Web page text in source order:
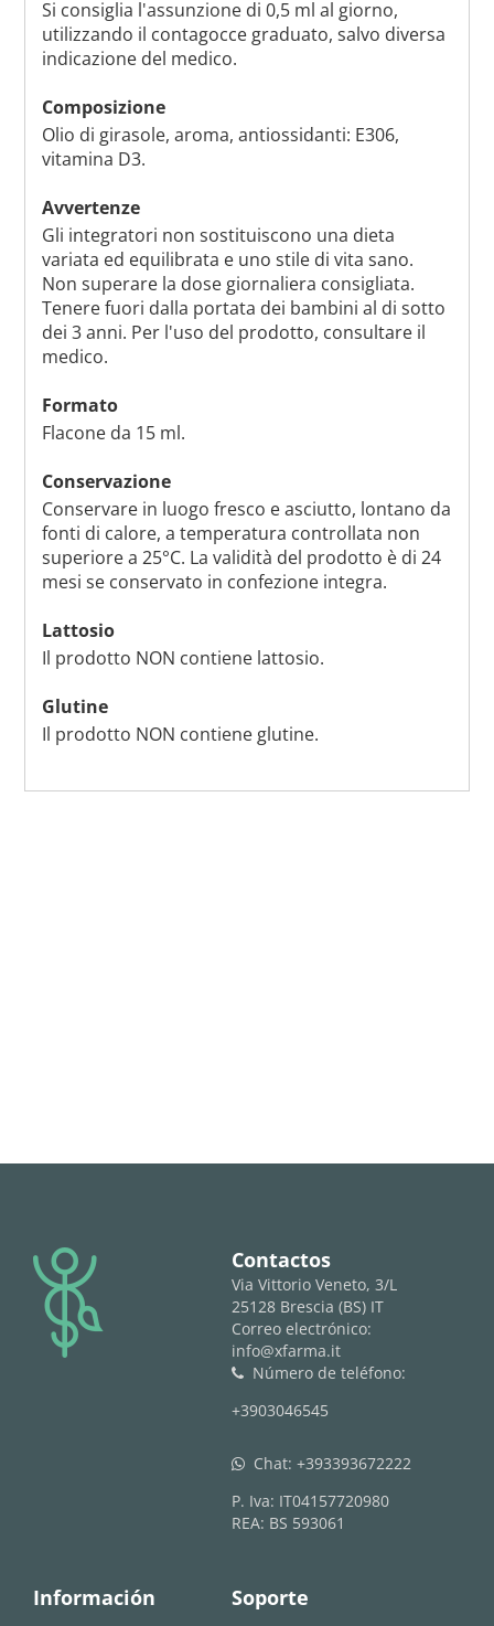
Si consiglia l'assunzione di 0,5 ml al giorno,
utilizzando il contagocce graduato, salvo diversa
indicazione del medico.
Composizione
Olio di girasole, aroma, antiossidanti: E306,
vitamina D3.
Avvertenze
Gli integratori non sostituiscono una dieta
variata ed equilibrata e uno stile di vita sano.
Non superare la dose giornaliera consigliata.
Tenere fuori dalla portata dei bambini al di sotto
dei 3 anni. Per l'uso del prodotto, consultare il
medico.
Formato
Flacone da 15 ml.
Conservazione
Conservare in luogo fresco e asciutto, lontano da
fonti di calore, a temperatura controllata non
superiore a 25°C. La validità del prodotto è di 24
mesi se conservato in confezione integra.
Lattosio
Il prodotto NON contiene lattosio.
Glutine
Il prodotto NON contiene glutine.
logo Contactos
Via Vittorio Veneto, 3/L
25128 Brescia (BS) IT
Correo electrónico:
info@xfarma.it
phone
Número de teléfono:
+3903046545
whatsapp Chat: +393393672222
P. Iva: IT04157720980
REA: BS 593061
Información Soporte